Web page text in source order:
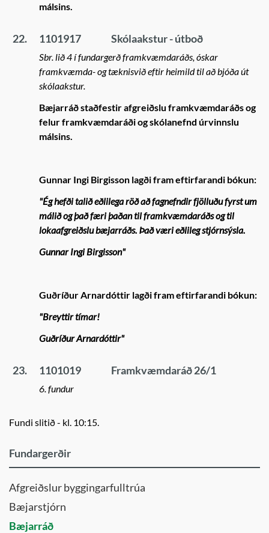
málsins.
22. 1101917 Skólaakstur - útboð
Sbr. lið 4 í fundargerð framkvæmdaráðs, óskar
framkvæmda- og tæknisvið eftir heimild til að bjóða út
skólaakstur.
Bæjarráð staðfestir afgreiðslu framkvæmdaráðs og
felur framkvæmdaráði og skólanefnd úrvinnslu
málsins.
Gunnar Ingi Birgisson lagði fram eftirfarandi bókun:
"Ég hefði talið eðlilega röð að fagnefndir fjölluðu fyrst um
málið og það færi þaðan til framkvæmdaráðs og til
lokaafgreiðslu bæjarráðs. Það væri eðlileg stjórnsýsla.
Gunnar Ingi Birgisson"
Guðríður Arnardóttir lagði fram eftirfarandi bókun:
"Breyttir tímar!
Guðríður Arnardóttir"
23. 1101019 Framkvæmdaráð 26/1
6. fundur
Fundi slitið - kl. 10:15.
Fundargerðir
Afgreiðslur byggingarfulltrúa
Bæjarstjórn
Bæjarráð